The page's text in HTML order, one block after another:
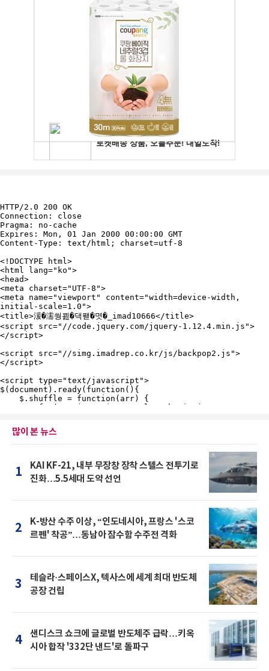
많이 본 뉴스
1
KAI KF-21, 내부 무장창 장착 스텔스 전투기로
진화…5.5세대 도약 선언
2
K-방산 수주 이상, “인도네시아, 프랑스 '스코
르펜' 착공”…동남아 잠수함 수주전 격화
3
테슬라·스페이스X, 텍사스에 세계 최대 반도체
공장 건립
4
샌디스크 쇼크에 글로벌 반도체주 급락…키옥
시아 합작 '332단 낸드'로 돌파구